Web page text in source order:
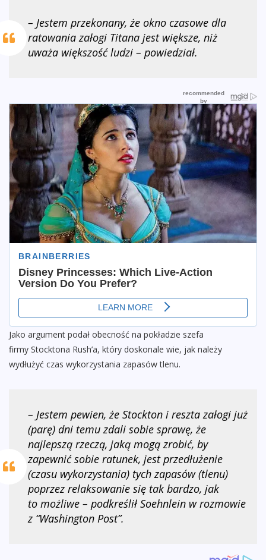
– Jestem przekonany, że okno czasowe dla
ratowania załogi Titana jest większe, niż
uważa większość ludzi – powiedział.
Jako argument podał obecność na pokładzie szefa
firmy Stocktona Rush’a, który doskonale wie, jak należy
wydłużyć czas wykorzystania zapasów tlenu.
– Jestem pewien, że Stockton i reszta załogi już
(parę) dni temu zdali sobie sprawę, że
najlepszą rzeczą, jaką mogą zrobić, by
zapewnić sobie ratunek, jest przedłużenie
(czasu wykorzystania) tych zapasów (tlenu)
poprzez relaksowanie się tak bardzo, jak
to możliwe – podkreślił Soehnlein w rozmowie
z “Washington Post”.